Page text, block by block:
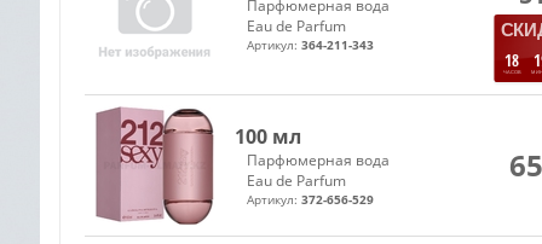
Парфюмерная вода
Eau de Parfum
Артикул: 364-211-343
18
ЧАСОВ
100 мл
Парфюмерная вода
Eau de Parfum
Артикул: 372-656-529